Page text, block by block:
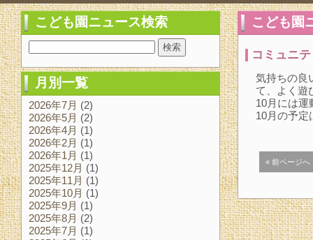
こども園
コミュニ
気持ちの良
て、よく遊
10月には運
10月の予
« 前ページへ
こども園ニュース検索
月別一覧
2026年7月 (2)
2026年5月 (2)
2026年4月 (1)
2026年2月 (1)
2026年1月 (1)
2025年12月 (1)
2025年11月 (1)
2025年10月 (1)
2025年9月 (1)
2025年8月 (2)
2025年7月 (1)